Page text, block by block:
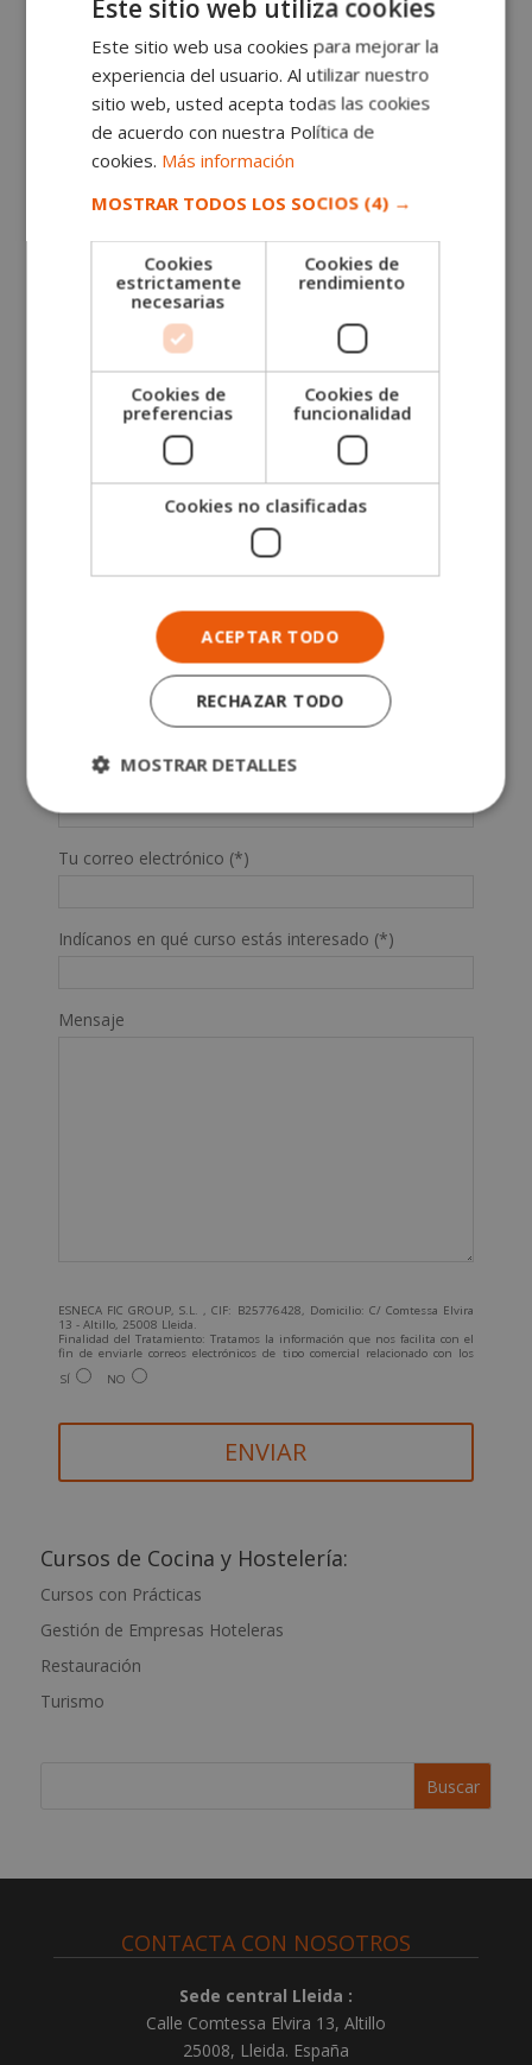
Restaurante Michelin 3*
Jun 21, 2018|OFERTA DE TRABAJO
WAITER – 3* MICHELIN RESTAURANT – UK Position
description Responsible for all food and service related
issues in his/her assigned station of responsibility and
guest satisfaction. Learn the standards by meeting the
relevant restaurant company standard...
SOLICITA MÁS INFORMACIÓN
Apellidos (*)
Teléfono (*)
Tu correo electrónico (*)
Indícanos en qué curso estás interesado (*)
Mensaje
ESNECA FIC GROUP, S.L. , CIF: B25776428, Domicilio: C/ Comtessa Elvira
13 - Altillo, 25008 Lleida.
Finalidad del Tratamiento: Tratamos la información que nos facilita con el
fin de enviarle correos electrónicos de tipo comercial relacionado con los
productos ofrecidos y otros tipo de productos que fueran de su interés.
Legitimación del tratamiento: Consentimiento del interesado.
Para más información consulte nuestra Política de Privacidad.
SÍ NO
t
r
n
a
i
Cursos de Cocina y Hostelería:
Cursos con Prácticas
Gestión de Empresas Hoteleras
Restauración
Turismo
CONTACTA CON NOSOTROS
Sede central Lleida :
Calle Comtessa Elvira 13, Altillo
25008, Lleida. España
Este sitio web utiliza cookies
Este sitio web usa cookies para mejorar la
experiencia del usuario. Al utilizar nuestro
sitio web, usted acepta todas las cookies
de acuerdo con nuestra Política de
cookies. Más información
MOSTRAR TODOS LOS SOCIOS (4) →
Cookies
estrictamente
necesarias
Cookies de
rendimiento
Cookies de
preferencias
Cookies de
funcionalidad
Cookies no clasificadas
ACEPTAR TODO
RECHAZAR TODO
MOSTRAR DETALLES